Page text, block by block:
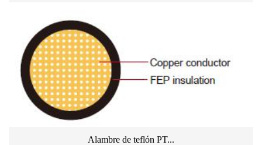
Alambre de teflón PT...